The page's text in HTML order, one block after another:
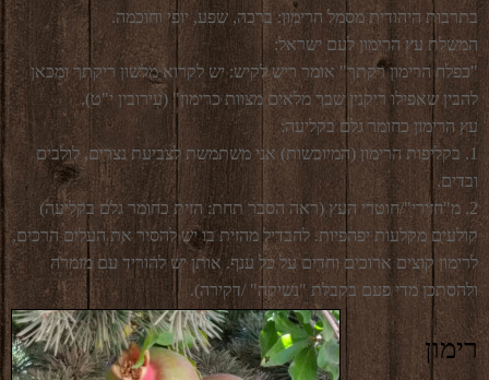
בתרבות היהודית מסמל הרימון: ברכה, שפע, יופי וחוכמה.
המשלת עץ הרימון לעם ישראל:
"כפלח הרימון רקתך" אומר ריש לקיש: יש לקרוא מלשון ריקתך ומכאן
להבין שאפילו ריקנין שבך מלאים מצוות כרימון" (עירובין י"ט).
עץ הרימון כחומר גלם בקליעה:
1. בקליפות הרימון (המיובשות) אני משתמשת לצביעת נצרים, לולבים
ובדים.
2. מ"חזירי"/חוטרי העץ (ראה הסבר תחת: הזית כחומר גלם בקליעה)
קולעים מקלעות יפהפיות. להבדיל מהזית בו יש להסיר את העלים הרכים,
לרימון קוצים ארוכים וחדים על כל ענף. אותן יש להוריד עם מזמרה
ולהסתכן מדי פעם בקבלת "נשיקה" /דקירה).
רימון